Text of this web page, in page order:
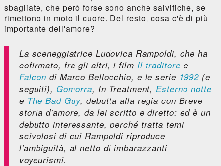
sbagliate, che però forse sono anche salvifiche, se
rimettono in moto il cuore. Del resto, cosa c'è di più
importante dell'amore?
La sceneggiatrice Ludovica Rampoldi, che ha
cofirmato, fra gli altri, i film Il traditore e
Falcon di Marco Bellocchio, e le serie 1992(e
seguiti), Gomorra, In Treatment, Esterno notte
e The Bad Guy, debutta alla regia con Breve
storia d'amore, da lei scritto e diretto: ed è un
debutto interessante, perché tratta temi
scivolosi di cui Rampoldi riproduce
l'ambiguità, al netto di imbarazzanti
voyeurismi.